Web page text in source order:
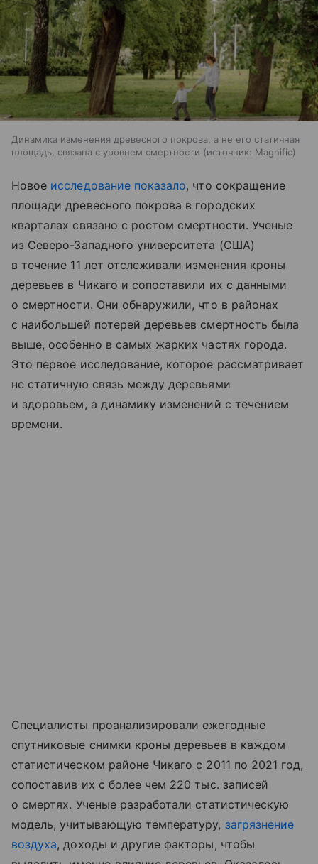
Динамика изменения древесного покрова, а не его статичная
площадь, связана с уровнем смертности
источник: Magnific
Новое исследование показало, что сокращение
площади древесного покрова в городских
кварталах связано с ростом смертности. Ученые
из Северо-Западного университета (США)
в течение 11 лет отслеживали изменения кроны
деревьев в Чикаго и сопоставили их с данными
о смертности. Они обнаружили, что в районах
с наибольшей потерей деревьев смертность была
выше, особенно в самых жарких частях города.
Это первое исследование, которое рассматривает
не статичную связь между деревьями
и здоровьем, а динамику изменений с течением
времени.
Специалисты проанализировали ежегодные
спутниковые снимки кроны деревьев в каждом
статистическом районе Чикаго с 2011 по 2021 год,
сопоставив их с более чем 220 тыс. записей
о смертях. Ученые разработали статистическую
модель, учитывающую температуру, загрязнение
воздуха, доходы и другие факторы, чтобы